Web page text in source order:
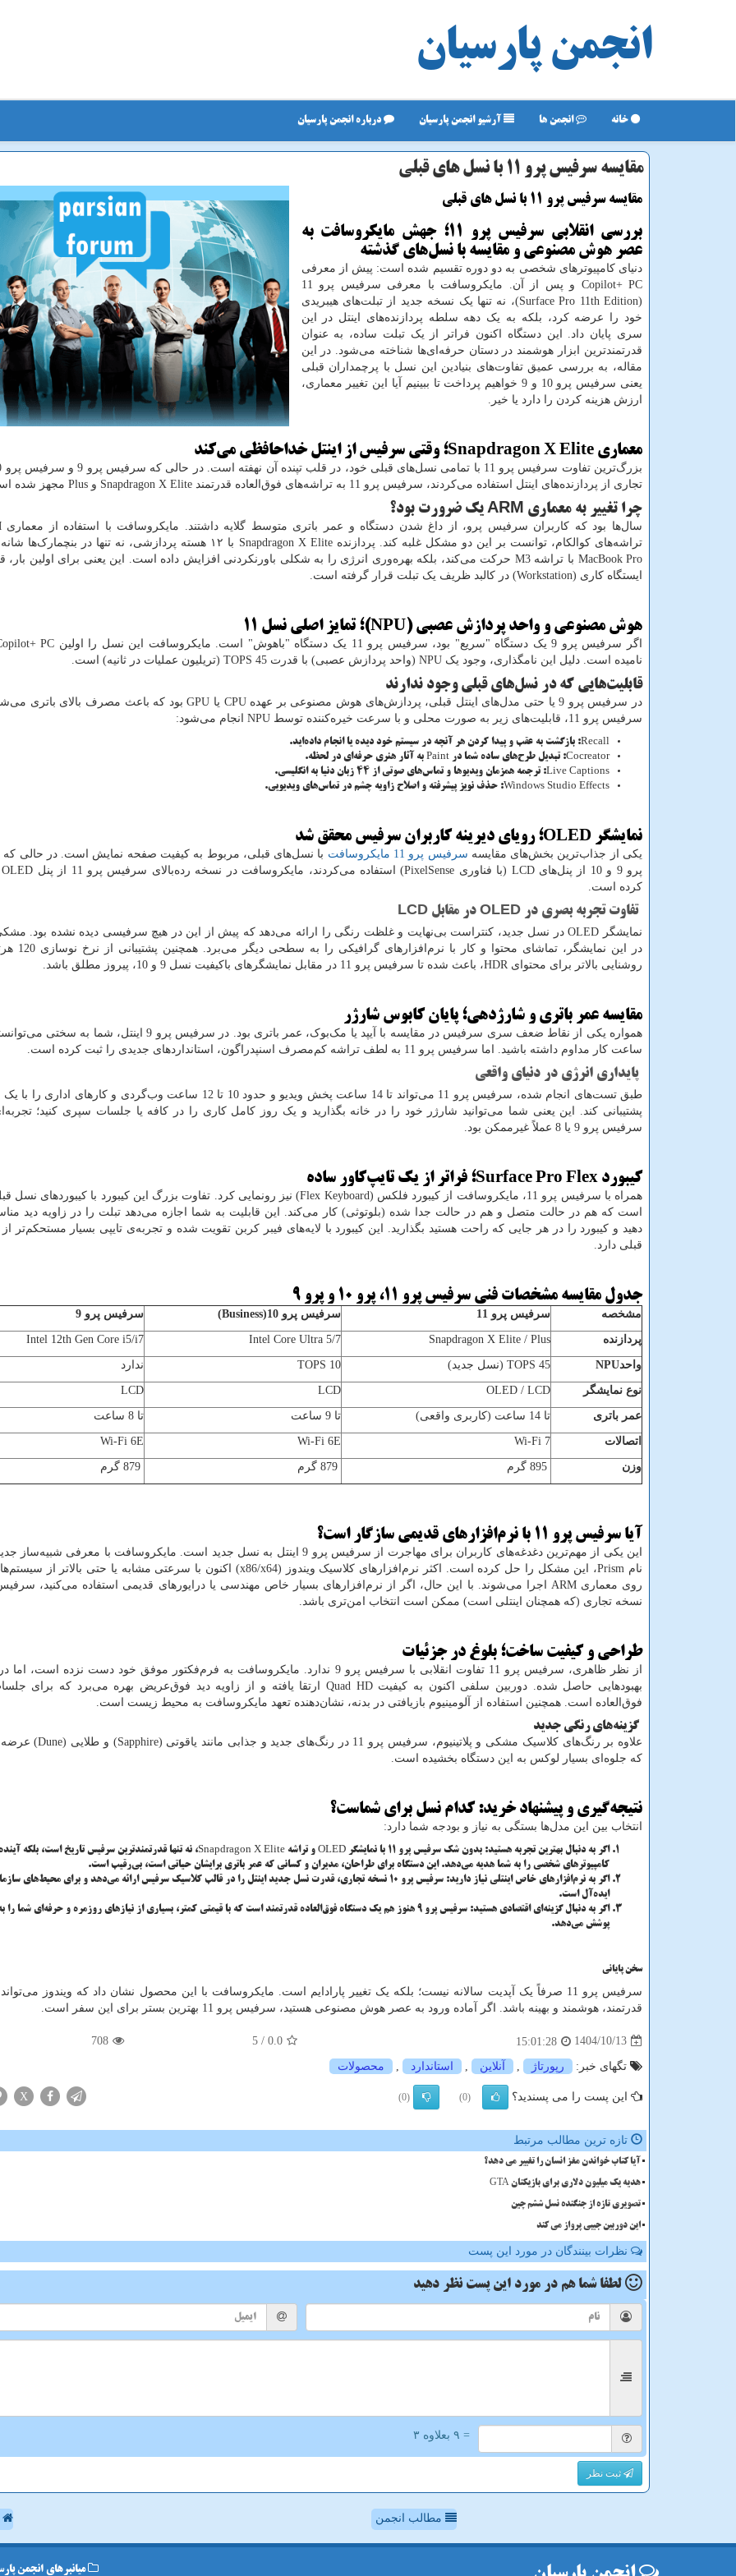
انجمن پارسیان
خانه انجمن ها آرشیو انجمن پارسیان درباره انجمن پارسیان
مقایسه سرفیس پرو 11 با نسل های قبلی
مقایسه سرفیس پرو 11 با نسل های قبلی
بررسی انقلابی سرفیس پرو 11؛ جهش مایکروسافت به
عصر هوش مصنوعی و مقایسه با نسل‌های گذشته
دنیای کامپیوترهای شخصی به دو دوره تقسیم شده است: پیش از معرفی
Copilot+ PC
و پس از آن. مایکروسافت با معرفی سرفیس پرو 11
(
Surface Pro 11th Edition)، نه تنها یک نسخه جدید از تبلت‌های هیبریدی
خود را عرضه کرد، بلکه به یک دهه سلطه پردازنده‌های اینتل در این
سری پایان داد. این دستگاه اکنون فراتر از یک تبلت ساده، به عنوان
قدرتمندترین ابزار هوشمند در دستان حرفه‌ای‌ها شناخته می‌شود. در این
مقاله، به بررسی عمیق تفاوت‌های بنیادین این نسل با پرچمداران قبلی
یعنی سرفیس پرو 10 و 9 خواهیم پرداخت تا ببینیم آیا این تغییر معماری،
ارزش هزینه کردن را دارد یا خیر.
معماری Snapdragon X Elite؛ وقتی سرفیس از اینتل خداحافظی می‌کند
تجاری از پردازنده‌های اینتل استفاده می‌کردند، سرفیس پرو 11 به تراشه‌های فوق‌العاده قدرتمند
Snapdragon X Elite و Plus مجهز شده
چرا تغییر به معماری ARM یک ضرورت بود؟
سال‌ها بود که کاربران سرفیس پرو، از داغ شدن دستگاه و عمر باتری متوسط گلایه داشتند. مایکروسافت با استفاده از معماری
تراشه‌های کوالکام، توانست بر این دو مشکل غلبه کند. پردازندهSnapdragon X Elite با ۱۲ هسته پردازشی، نه تنها در بنچمارک‌ها شانه به شانه
MacBook Pro با تراشهM3 حرکت می‌کند، بلکه بهره‌وری انرژی را به شکلی باورنکردنی افزایش داده است. این یعنی برای اولین
ایستگاه کاری (Workstation) در کالبد ظریف یک تبلت قرار گرفته است.
هوش مصنوعی و واحد پردازش عصبی ( NPU)؛ تمایز اصلی نسل 11
اگر سرفیس پرو 9 یک دستگاه "سریع" بود، سرفیس پرو 11 یک دستگاه "باهوش" است. مایکروسافت این نسل را اولین PC
نامیده است. دلیل این نامگذاری، وجود یک NPU (واحد پردازش عصبی) با قدرت 45 TOPS (تریلیون عملیات در ثانیه) است.
قابلیت‌هایی که در نسل‌های قبلی وجود ندارند
در سرفیس پرو 9 یا حتی مدل‌های اینتل قبلی، پردازش‌های هوش مصنوعی بر عهده CPU یا GPUبود که باعث مصرف بالای باتری
سرفیس پرو 11، قابلیت‌های زیر به صورت محلی و با سرعت خیره‌کننده توسط
NPU انجام می‌شود:
Recall: بازگشت به عقب و پیدا کردن هر آنچه در سیستم خود دیده یا انجام داده‌اید.
Cocreator: تبدیل طرح‌های ساده شما در Paint به آثار هنری حرفه‌ای در لحظه.
Live Captions: ترجمه همزمان ویدیوها و تماس‌های صوتی از ۴۴ زبان دنیا به انگلیسی.
Windows Studio Effects: حذف نویز پیشرفته و اصلاح زاویه چشم در تماس‌های ویدیویی.
نمایشگر OLED؛ رویای دیرینه کاربران سرفیس محقق شد
یکی از جذاب‌ترین بخش‌های مقایسه سرفیس پرو 11 مایکروسافت
با نسل‌های قبلی، مربوط به کیفیت صفحه نمایش است. در حالی
پرو 9 و 10 از پنل‌های
LCD (با فناوری PixelSense) استفاده می‌کردند، مایکروسافت در نسخه رده‌بالای سرفیس پرو 11 از پنل OLED
کرده است.
تفاوت تجربه بصری در OLED در مقابل LCD
نمایشگر OLEDدر نسل جدید، کنتراست بی‌نهایت و غلظت رنگی را ارائه می‌دهد که پیش از این در هیچ سرفیسی دیده نشده بود.
در این نمایشگر، تماشای
روشنایی بالاتر برای محتوایHDR، باعث شده تا سرفیس پرو 11 در مقابل نمایشگرهای باکیفیت نسل 9 و 10، پیروز مطلق باشد.
مقایسه عمر باتری و شارژدهی؛ پایان کابوس شارژر
ساعت کار مداوم داشته باشید. اما سرفیس پرو 11 به لطف تراشه کم‌مصرف اسنپدراگون، استانداردهای جدیدی را ثبت کرده است.
پایداری انرژی در دنیای واقعی
طبق تست‌های انجام شده، سرفیس پرو 11 می‌تواند تا 14 ساعت پخش ویدیو و حدود 10 تا 12 ساعت وب‌گردی و کارهای
پشتیبانی کند. این یعنی شما می‌توانید شارژر خود را در خانه بگذارید و یک روز کامل کاری را در کافه یا جلسات سپری کنید؛
سرفیس پرو 9 یا 8 عملاً غیرممکن بود.
کیبورد Surface Pro Flex؛ فراتر از یک تایپ‌کاور ساده
همراه با سرفیس پرو 11، مایکروسافت از کیبورد فلکس ( Flex Keyboard) نیز رونمایی کرد. تفاوت بزرگ این کیبورد با کیبوردهای نسل
است که هم در حالت متصل و هم در حالت جدا شده (بلوتوثی) کار می‌کند. این قابلیت به شما اجازه می‌دهد تبلت را در زاویه دید
دهید و کیبورد را در هر جایی که راحت هستید بگذارید. این کیبورد با لایه‌های فیبر کربن تقویت شده و تجربه‌ی تایپی بسیار مستحکم‌تر
قبلی دارد.
جدول مقایسه مشخصات فنی سرفیس پرو 11، پرو 10 و پرو 9
مشخصه سرفیس پرو 11 سرفیس پرو 10 (Business) سرفیس پرو 9
پردازنده Snapdragon X Elite / Plus
Intel Core Ultra 5/7
Intel 12th Gen Core i5/i7
واحدNPU
45
TOPS (نسل جدید) 10
TOPS ندارد
نوع نمایشگر OLED / LCD
LCD
LCD
عمر باتری تا 14 ساعت (کاربری واقعی) تا 9 ساعت تا 8 ساعت
اتصالات Wi-Fi 7
Wi-Fi 6E
Wi-Fi 6E
وزن 895 گرم 879 گرم 879 گرم
آیا سرفیس پرو 11 با نرم‌افزارهای قدیمی سازگار است؟
این یکی از مهم‌ترین دغدغه‌های کاربران برای مهاجرت از سرفیس پرو 9 اینتل به نسل جدید است. مایکروسافت با معرفی
نام Prism، این مشکل را حل کرده است. اکثر نرم‌افزارهای کلاسیک ویندوز (x86/x64) اکنون با سرعتی مشابه یا حتی بالاتر از
روی معماریARM
نسخه تجاری (که همچنان اینتلی است) ممکن است انتخاب امن‌تری باشد.
طراحی و کیفیت ساخت؛ بلوغ در جزئیات
از نظر ظاهری، سرفیس پرو 11 تفاوت انقلابی با سرفیس پرو 9 ندارد. مایکروسافت به فرم‌فکتور موفق خود دست نزده
بهبودهایی حاصل شده. دوربین سلفی اکنون به کیفیتQuad HD ارتقا یافته و از زاویه دید فوق‌عریض بهره می‌برد که برای
فوق‌العاده است. همچنین استفاده از آلومینیوم بازیافتی در بدنه، نشان‌دهنده تعهد مایکروسافت به محیط زیست است.
گزینه‌های رنگی جدید
علاوه بر رنگ‌های کلاسیک مشکی و پلاتینیوم، سرفیس پرو 11 در رنگ‌های جدید و جذابی مانند یاقوتی ( Sapphire) و طلایی (Dune
)
که جلوه‌ای بسیار لوکس به این دستگاه بخشیده است.
نتیجه‌گیری و پیشنهاد خرید: کدام نسل برای شماست؟
انتخاب بین این مدل‌ها بستگی به نیاز و بودجه شما دارد:
اگر به دنبال بهترین تجربه هستید: بدون شک سرفیس پرو 11 با نمایشگر OLED و تراشه Snapdragon X Elite، نه تنها قدرتمندترین سرفیس تاریخ است، بلکه
کامپیوترهای شخصی را به شما هدیه می‌دهد. این دستگاه برای طراحان، مدیران و کسانی که عمر باتری برایشان حیاتی است، بی‌رقیب است.
اگر به نرم‌افزارهای خاص اینتلی نیاز دارید:
سرفیس پرو 10 نسخه تجاری، قدرت نسل جدید اینتل را در قالب کلاسیک سرفیس ارائه می‌دهد و برای محیط‌های
ایده‌آل است.
اگر به دنبال گزینه‌ای اقتصادی هستید:
سرفیس پرو 9 هنوز هم یک دستگاه فوق‌العاده قدرتمند است که با قیمتی کمتر، بسیاری از نیازهای روزمره و حرفه‌ای شما
پوشش می‌دهد.
سخن پایانی
سرفیس پرو 11 صرفاً یک آپدیت سالانه نیست؛ بلکه یک تغییر پارادایم است. مایکروسافت با این محصول نشان داد که ویندوز
قدرتمند، هوشمند و بهینه باشد. اگر آماده ورود به عصر هوش مصنوعی هستید، سرفیس پرو 11 بهترین بستر برای این سفر است.
1404/10/13
15:01:28
0.0
/ 5
708
تگهای خبر: رپورتاژ آنلاین استاندارد محصولات
این پست را می پسندید؟ (0)
(0)
X
تازه ترین مطالب مرتبط
آیا کتاب خواندن مغز انسان را تغییر می دهد؟
هدیه یک میلیون دلاری برای بازیکنان GTA
تصویری تازه از جنگنده نسل ششم چین
این دوربین جیبی پرواز می کند
نظرات بینندگان در مورد این پست
لطفا شما هم در مورد این پست نظر دهید
= ۹ بعلاوه ۳
ثبت نظر
مطالب انجمن
میانبرهای انجمن